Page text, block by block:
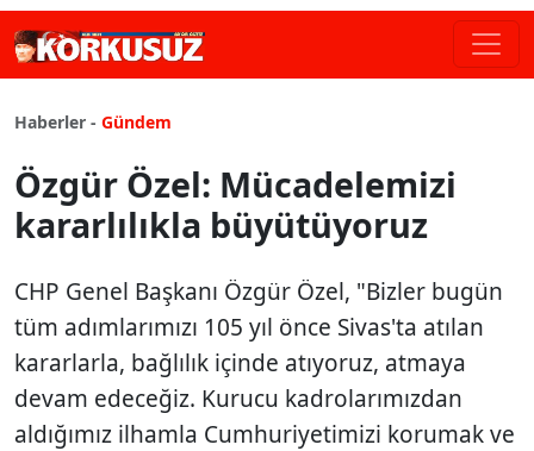
Haberler - Gündem
Özgür Özel: Mücadelemizi
kararlılıkla büyütüyoruz
CHP Genel Başkanı Özgür Özel, "Bizler bugün
tüm adımlarımızı 105 yıl önce Sivas'ta atılan
kararlarla, bağlılık içinde atıyoruz, atmaya
devam edeceğiz. Kurucu kadrolarımızdan
aldığımız ilhamla Cumhuriyetimizi korumak ve